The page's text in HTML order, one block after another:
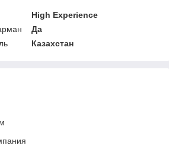
High Experience
Да
Казахстан